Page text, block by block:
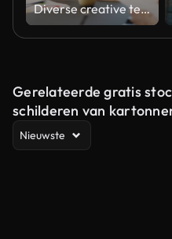
Diverse creative team collaborating on a marketing strategy in an office meeting
Gerelateerde gratis
schilderen van
Nieuwste